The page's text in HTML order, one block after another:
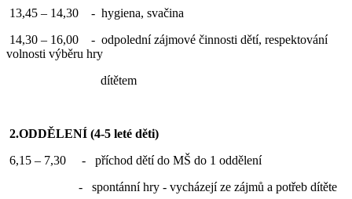
13,45 – 14,30 - hygiena, svačina
14,30 – 16,00 - odpolední zájmové činnosti dětí, respektování
volnosti výběru hry
dítětem
2.ODDĚLENÍ (4-5 leté děti)
6,15 – 7,30 - příchod dětí do MŠ do 1 oddělení
- spontánní hry - vycházejí ze zájmů a potřeb dítěte